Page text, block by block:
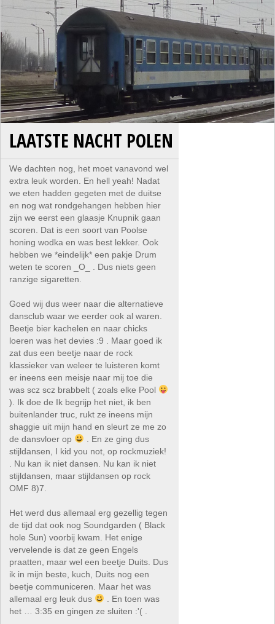
LAATSTE NACHT POLEN
We dachten nog, het moet vanavond wel
extra leuk worden. En hell yeah! Nadat
we eten hadden gegeten met de duitse
en nog wat rondgehangen hebben hier
zijn we eerst een glaasje Knupnik gaan
scoren. Dat is een soort van Poolse
honing wodka en was best lekker. Ook
hebben we *eindelijk* een pakje Drum
weten te scoren _O_ . Dus niets geen
ranzige sigaretten.
Goed wij dus weer naar die alternatieve
dansclub waar we eerder ook al waren.
Beetje bier kachelen en naar chicks
loeren was het devies :9 . Maar goed ik
zat dus een beetje naar de rock
klassieker van weleer te luisteren komt
er ineens een meisje naar mij toe die
was scz scz brabbelt ( zoals elke Pool
). Ik doe de Ik begrijp het niet, ik ben
buitenlander truc, rukt ze ineens mijn
shaggie uit mijn hand en sleurt ze me zo
de dansvloer op
. En ze ging dus
stijldansen, I kid you not, op rockmuziek!
. Nu kan ik niet dansen. Nu kan ik niet
stijldansen, maar stijldansen op rock
OMF 8)7.
Het werd dus allemaal erg gezellig tegen
de tijd dat ook nog Soundgarden ( Black
hole Sun) voorbij kwam. Het enige
vervelende is dat ze geen Engels
praatten, maar wel een beetje Duits. Dus
ik in mijn beste, kuch, Duits nog een
beetje communiceren. Maar het was
allemaal erg leuk dus
. En toen was
het … 3:35 en gingen ze sluiten :'( .